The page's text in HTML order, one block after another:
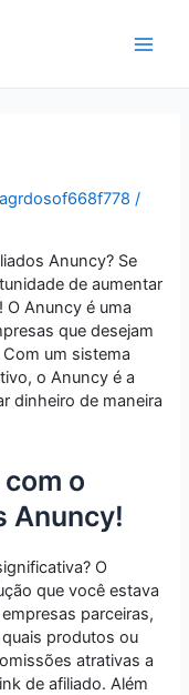
/
Anuncy? Se
de aumentar
O Anuncy é uma
que desejam
um sistema
o Anuncy é a
dinheiro de maneira
o
Anuncy!
O
que você estava
parceiras,
produtos ou
atrativas a
de afiliado. Além